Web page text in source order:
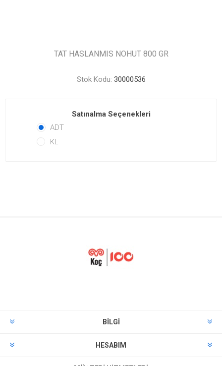
TAT HASLANMIS NOHUT 800 GR
Stok Kodu: 30000536
Satınalma Seçenekleri
ADT
KL
BILGI
HESABIM